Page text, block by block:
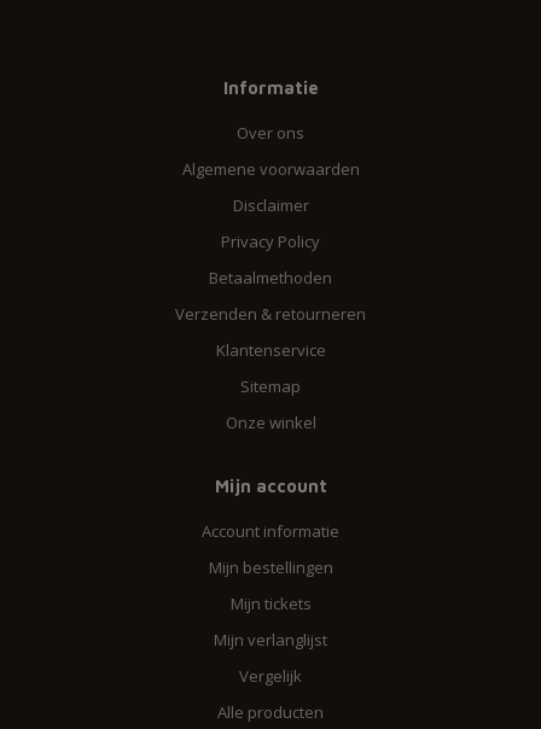
Informatie
Over ons
Algemene voorwaarden
Disclaimer
Privacy Policy
Betaalmethoden
Verzenden & retourneren
Klantenservice
Sitemap
Onze winkel
Mijn account
Account informatie
Mijn bestellingen
Mijn tickets
Mijn verlanglijst
Vergelijk
Alle producten